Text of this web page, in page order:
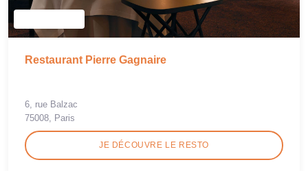
Restaurant Pierre Gagnaire
6, rue Balzac
75008, Paris
JE DÉCOUVRE LE RESTO